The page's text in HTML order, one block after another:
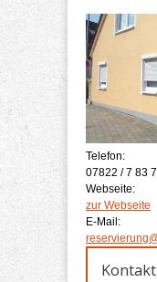
Telefon:
07822 / 7 83
Webseite:
zur Webseite
E-Mail: